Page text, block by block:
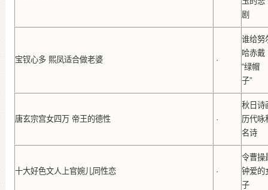
剧
宝钗心多 熙凤适合做老婆 ·
谁给努
哈赤戴
“绿帽
子”
唐玄宗宫女四万 帝王的德性 ·
秋日诗
历代咏
名诗
十大好色文人上官婉儿同性恋 ·
令曹操
钟爱的
子